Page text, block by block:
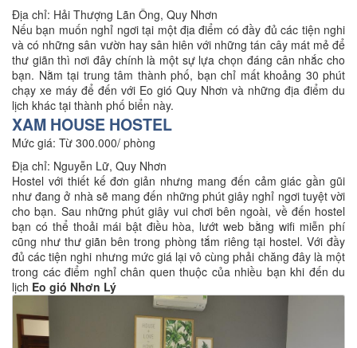
Địa chỉ: Hải Thượng Lãn Ông, Quy Nhơn
Nếu bạn muốn nghỉ ngơi tại một địa điểm có đầy đủ các tiện nghi
và có những sân vườn hay sân hiên với những tán cây mát mẻ để
thư giãn thì nơi đây chính là một sự lựa chọn đáng cân nhắc cho
bạn. Nằm tại trung tâm thành phố, bạn chỉ mất khoảng 30 phút
chạy xe máy để đến với Eo gió Quy Nhơn và những địa điểm du
lịch khác tại thành phố biển này.
XAM HOUSE HOSTEL
Mức giá: Từ 300.000/ phòng
Địa chỉ: Nguyễn Lữ, Quy Nhơn
Hostel với thiết kế đơn giản nhưng mang đến cảm giác gần gũi
như đang ở nhà sẽ mang đến những phút giây nghỉ ngơi tuyệt vời
cho bạn. Sau những phút giây vui chơi bên ngoài, về đến hostel
bạn có thể thoải mái bật điều hòa, lướt web bằng wifi miễn phí
cũng như thư giãn bên trong phòng tắm riêng tại hostel. Với đầy
đủ các tiện nghi nhưng mức giá lại vô cùng phải chăng đây là một
trong các điểm nghỉ chân quen thuộc của nhiều bạn khi đến du
lịch Eo gió Nhơn Lý